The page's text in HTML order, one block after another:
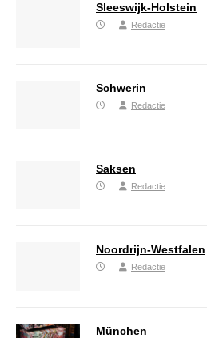
Sleeswijk-Holstein
Redactie
Schwerin
Redactie
Saksen
Redactie
Noordrijn-Westfalen
Redactie
München